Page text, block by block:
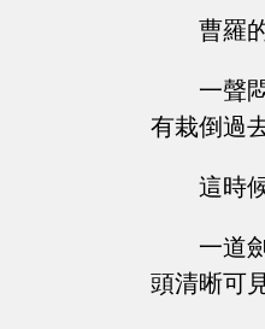
曹羅
一聲
有栽倒過去
這時
一道
頭清晰可